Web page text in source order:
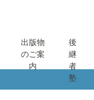
出版物
のご案
内
後
継
者
塾